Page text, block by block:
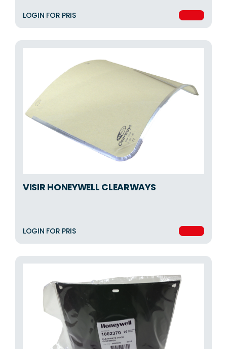
LOGIN FOR PRIS
VISIR HONEYWELL CLEARWAYS
LOGIN FOR PRIS